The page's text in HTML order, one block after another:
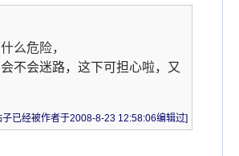
么危险，
不会迷路，这下可担心啦，又
子已经被作者于2008-8-23 12:58:06编辑过]